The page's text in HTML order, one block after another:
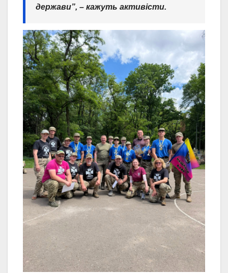
держави”, – кажуть активісти.